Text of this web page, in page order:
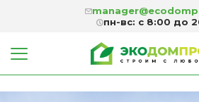
пн-вс: с 8:00 до